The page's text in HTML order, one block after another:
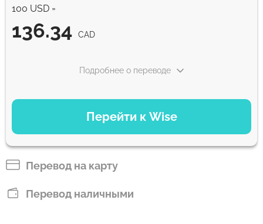
100 USD =
136.34 CAD
Перейти к Wise
Подробнее о переводе
ВАРИАНТЫ ОПЛАТЫ
Оплатить картой
136.34 CAD 3 д
Перевод на карту
Перевод наличными